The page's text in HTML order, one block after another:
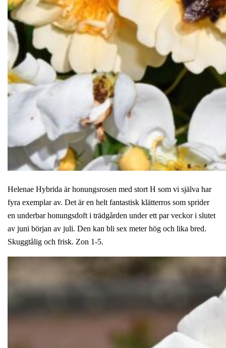
Helenae Hybrida är honungsrosen med stort H som vi själva har
fyra exemplar av. Det är en helt fantastisk klätterros som sprider
en underbar honungsdoft i trädgården under ett par veckor i slutet
av juni början av juli. Den kan bli sex meter hög och lika bred.
Skuggtålig och frisk. Zon 1-5.